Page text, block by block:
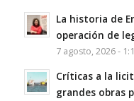
La historia de
operación de
7 agosto, 2026 -
Críticas a la
grandes obras